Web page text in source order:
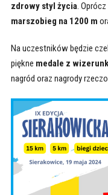
zdrowy styl życia.
marszobieg na 1200 m
Na uczestników będzie
piękne medale z
nagród oraz nagrody